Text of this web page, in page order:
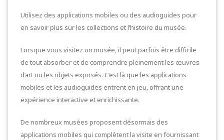
Utilisez des applications mobiles ou des audioguides pour
en savoir plus sur les collections et l’histoire du musée.
Lorsque vous visitez un musée, il peut parfois être difficile
de tout absorber et de comprendre pleinement les œuvres
d’art ou les objets exposés. C’est là que les applications
mobiles et les audioguides entrent en jeu, offrant une
expérience interactive et enrichissante.
De nombreux musées proposent désormais des
applications mobiles qui complètent la visite en fournissant